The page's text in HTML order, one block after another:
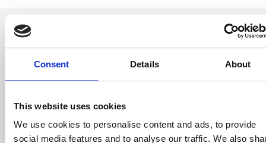
Consent Details About
This website uses cookies
We use cookies to personalise content and ads, to provide
social media features and to analyse our traffic. We also
saperlo
Offerte speciali, eventi e notizie dal mondo del